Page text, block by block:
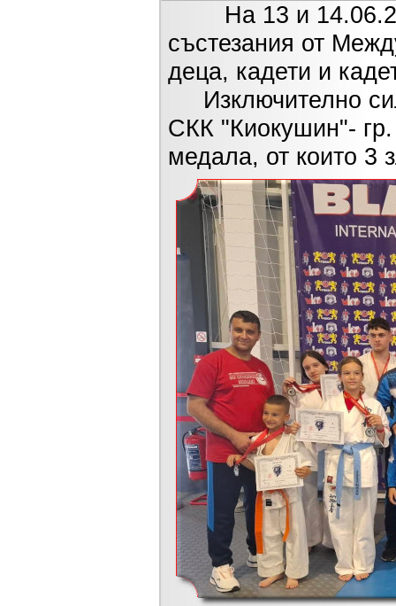
На 13 и
състезания от
деца, кадети и
Изключително
СКК "Киокушин"-
медала, от които 3